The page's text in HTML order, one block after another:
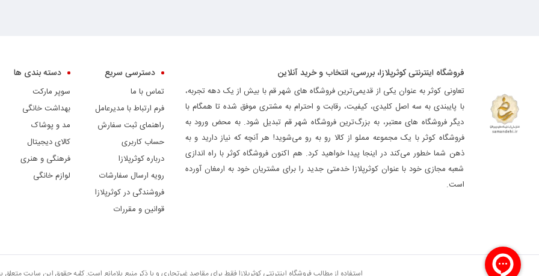
فروشگاه اینترنتی کوثرپلازا، بررسی، انتخاب و خرید آنلاین
تعاونی کوثر به عنوان یکی از قدیمی‌ترین فروشگاه های شهر قم با بیش از یک دهه تجربه،
با پایبندی به سه اصل کلیدی، کیفیت، رقابت و احترام به مشتری موفق شده تا همگام با
دیگر فروشگاه های معتبر، به بزرگ‌ترین فروشگاه شهر قم تبدیل شود. به محض ورود به
فروشگاه کوثر با یک مجموعه مملو از کالا رو به رو می‌شوید! هر آنچه که نیاز دارید و به
ذهن شما خطور می‌کند در اینجا پیدا خواهید کرد. هم اکنون فروشگاه کوثر با راه اندازی
شعبه مجازی خود با عنوان کوثرپلازا خدمتی جدید را برای مشتریان خود به ارمغان آورده
است.
دسترسی سریع
تماس با ما
فرم ارتباط با مدیرعامل
راهنمای ثبت سفارش
حساب کاربری
درباره کوثرپلازا
رویه ارسال سفارشات
فروشندگی در کوثرپلازا
قوانین و مقررات
دسته بندی ها
سوپر مارکت
بهداشت خانگی
مد و پوشاک
کالای دیجیتال
فرهنگی و هنری
لوازم خانگی
استفاده از مطالب فروشگاه اینترنتی کوثرپلازا فقط برای مقاصد غیرتجاری و با ذکر منبع بلامانع است. کلیه حقوق این سایت